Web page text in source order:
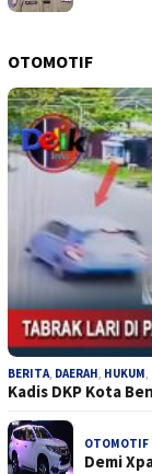
OTOMOTIF
BERITA, DAERAH, HUKUM,
Kadis DKP Kota
OTOMOTIF
Demi